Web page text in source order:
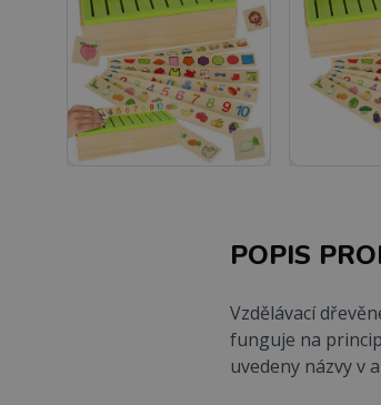
POPIS
Vzdělávací
funguje na
uvedeny názvy v